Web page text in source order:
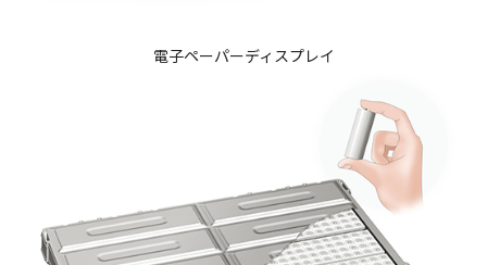
電子ペーパーディスプレイ